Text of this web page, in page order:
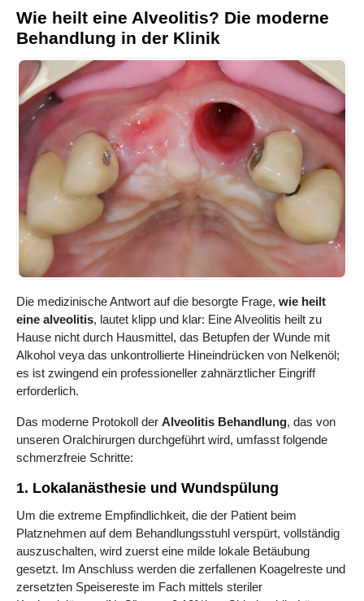
Wie heilt eine Alveolitis? Die moderne
Behandlung in der Klinik
Die medizinische Antwort auf die besorgte Frage, wie heilt
eine alveolitis, lautet klipp und klar: Eine Alveolitis heilt zu
Hause nicht durch Hausmittel, das Betupfen der Wunde mit
Alkohol veya das unkontrollierte Hineindrücken von Nelkenöl;
es ist zwingend ein professioneller zahnärztlicher Eingriff
erforderlich.
Das moderne Protokoll der Alveolitis Behandlung, das von
unseren Oralchirurgen durchgeführt wird, umfasst folgende
schmerzfreie Schritte:
1. Lokalanästhesie und Wundspülung
Um die extreme Empfindlichkeit, die der Patient beim
Platznehmen auf dem Behandlungsstuhl verspürt, vollständig
auszuschalten, wird zuerst eine milde lokale Betäubung
gesetzt. Im Anschluss werden die zerfallenen Koagelreste und
zersetzten Speisereste im Fach mittels steriler